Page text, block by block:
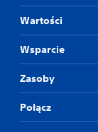
Wartości
Wsparcie
Zasoby
Połącz